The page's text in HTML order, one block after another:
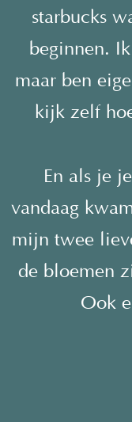
starbucks
beginnen.
maar ben
kijk zelf
En als je
vandaag
mijn twee
de bloemen
Ook